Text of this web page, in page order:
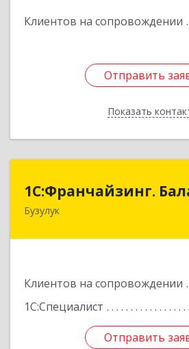
Клиентов на сопровождении
Отправить
Показать
Отправить
Назад
1С:Франчайзинг.
Бузулук
Клиентов на сопровождении
1С:Специалист
Отправить
461040, Оренбургская
Отправить